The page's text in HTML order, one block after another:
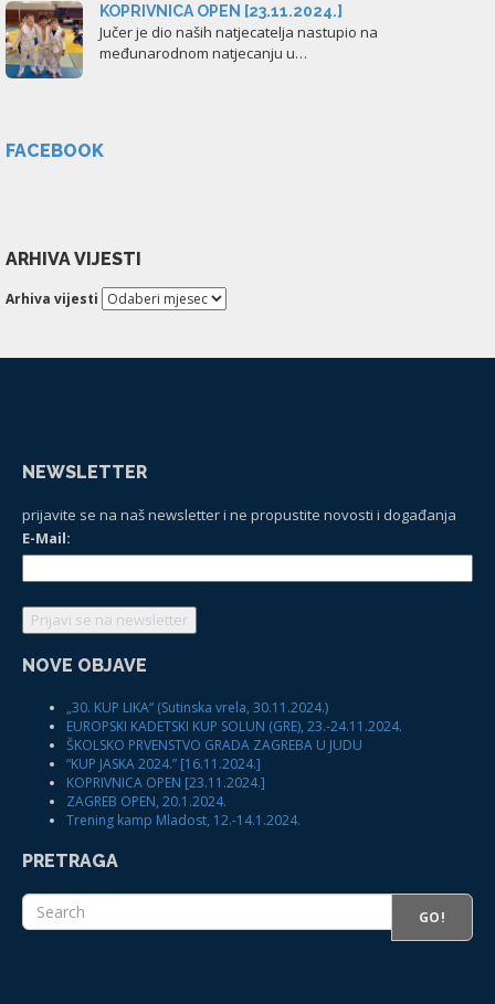
KOPRIVNICA OPEN [23.11.2024.]
Jučer je dio naših natjecatelja nastupio na
međunarodnom natjecanju u…
FACEBOOK
ARHIVA VIJESTI
Arhiva vijesti
NEWSLETTER
prijavite se na naš newsletter i ne propustite novosti i događanja
E-Mail:
NOVE OBJAVE
„30. KUP LIKA“ (Sutinska vrela, 30.11.2024.)
EUROPSKI KADETSKI KUP SOLUN (GRE), 23.-24.11.2024.
ŠKOLSKO PRVENSTVO GRADA ZAGREBA U JUDU
“KUP JASKA 2024.” [16.11.2024.]
KOPRIVNICA OPEN [23.11.2024.]
ZAGREB OPEN, 20.1.2024.
Trening kamp Mladost, 12.-14.1.2024.
PRETRAGA
GO!